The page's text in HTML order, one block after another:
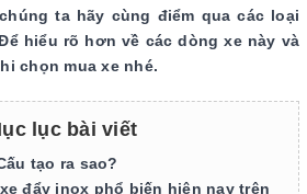
ta hãy cùng điểm qua các loại
hiểu rõ hơn về các dòng xe này và
chọn mua xe nhé.
lục bài viết
tạo ra sao?
đẩy inox phổ biến hiện nay trên